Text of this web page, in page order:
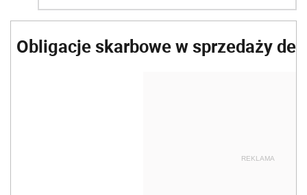
Obligacje skarbowe w sprzedaży
REKLAMA